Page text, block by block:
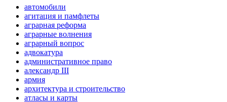
автомобили
агитация и памфлеты
аграрная реформа
аграрные волнения
аграрный вопрос
адвокатура
административное право
александр III
армия
архитектура и строительство
атласы и карты